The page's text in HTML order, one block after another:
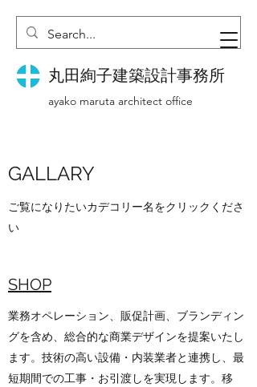
丸田絢子建築設計事務所
ayako maruta architect office
GALLARY
ご覧になりたいカデコリー名をクリックくださ
い
SHOP
業務オペレーション、販促計画、ブランディン
グを含め、総合的な商業デザインを提案いたし
ます。​技術の高い設備・内装業者と連携し、最
短期間での工事・お引渡しを実現します。移